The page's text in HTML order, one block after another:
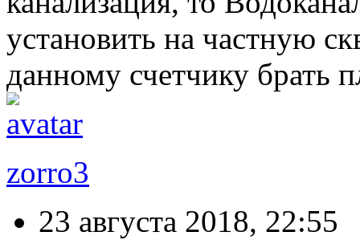
установить на частную
данному счетчику брать
zorro3
23 августа 2018, 22:55